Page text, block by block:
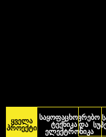
ყველა
პროექტი
საყოფაცხოვრებო
ტექნიკა და
ელექტრონიკა